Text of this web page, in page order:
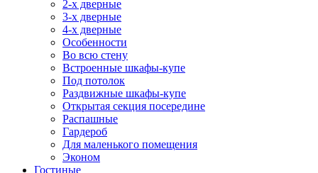
2-х дверные
3-х дверные
4-х дверные
Особенности
Во всю стену
Встроенные шкафы-купе
Под потолок
Раздвижные шкафы-купе
Открытая секция посередине
Распашные
Гардероб
Для маленького помещения
Эконом
Гостиные